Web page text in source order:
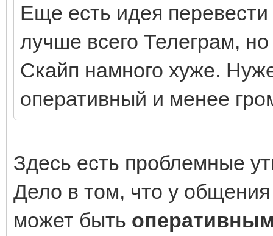
Еще есть идея
лучше всего Телеграм,
Скайп намного хуже.
оперативный и менее
Здесь есть проблемные
Дело в том, что у
может быть